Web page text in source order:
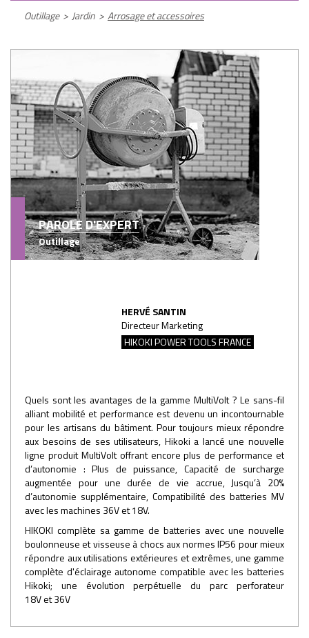
Outillage > Jardin > Arrosage et accessoires
PAROLE D'EXPERT
Outillage
HERVÉ SANTIN
Directeur Marketing
HIKOKI POWER TOOLS FRANCE
Quels sont les avantages de la gamme MultiVolt ? Le sans-fil
alliant mobilité et performance est devenu un incontournable
pour les artisans du bâtiment. Pour toujours mieux répondre
aux besoins de ses utilisateurs, Hikoki a lancé une nouvelle
ligne produit MultiVolt offrant encore plus de performance et
d’autonomie : Plus de puissance, Capacité de surcharge
augmentée pour une durée de vie accrue, Jusqu’à 20%
d’autonomie supplémentaire, Compatibilité des batteries MV
avec les machines 36V et 18V.
HIKOKI complète sa gamme de batteries avec une nouvelle
boulonneuse et visseuse à chocs aux normes IP56 pour mieux
répondre aux utilisations extérieures et extrêmes, une gamme
complète d'éclairage autonome compatible avec les batteries
Hikoki; une évolution perpétuelle du parc perforateur
18V et 36V